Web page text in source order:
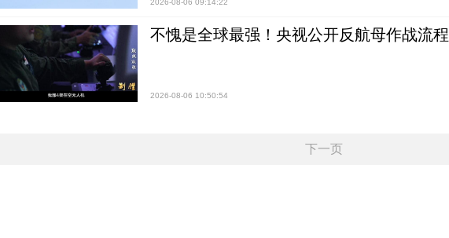
2026-08-06 09:14:22
不愧是全球最强！央视公开反航母作战流程
2026-08-06 10:50:54
下一页